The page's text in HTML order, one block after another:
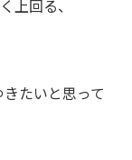
上回る、
たいと思って